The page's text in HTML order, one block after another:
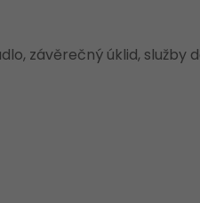
závěrečný úklid, služby